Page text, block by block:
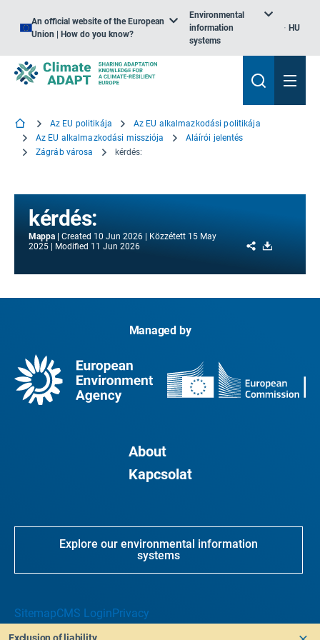
An official website of the European
Union | How do you know?
Environmental
information
systems
HU
Az EU politikája
Az EU alkalmazkodási politikája
Az EU alkalmazkodási missziója
Aláírói jelentés
Zágráb városa
kérdés:
kérdés:
Mappa Created 10 Jun 2026 Közzétett 15 May
2025
Modified 11 Jun 2026 Share
Managed by
About
Kapcsolat
Explore our environmental information
systems
SitemapCMS LoginPrivacy
Exclusion of liability